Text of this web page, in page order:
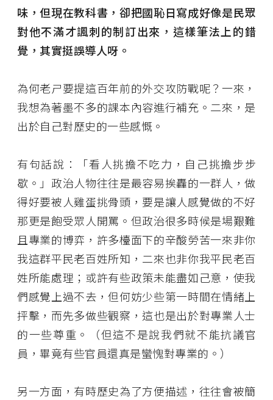
味，但現在教科書，卻把國恥日寫成好像是民眾
對他不滿才諷刺的制訂出來，這樣筆法上的錯
覺，其實挺誤導人呀。
為何老ㄕ要提這百年前的外交攻防戰呢？一來，
我想為著墨不多的課本內容進行補充。二來，是
出於自己對歷史的一些感慨。
有句話說：「看人挑擔不吃力，自己挑擔步步
歇。」政治人物往往是最容易挨轟的一群人，做
得好要被人雞蛋挑骨頭，要是讓人感覺做的不好
那更是飽受眾人開罵。但政治很多時候是場艱難
且專業的博弈，許多檯面下的辛酸勞苦一來非你
我這群平民老百姓所知，二來也非你我平民老百
姓所能處理；或許有些政策未能盡如己意，使我
們感覺上過不去，但何妨少些第一時間在情緒上
抨擊，而先多做些觀察，這也是出於對專業人士
的一些尊重。（但這不是說我們就不能抗議官
員，畢竟有些官員還真是蠻愧對專業的。）
另一方面，有時歷史為了方便描述，往往會被簡